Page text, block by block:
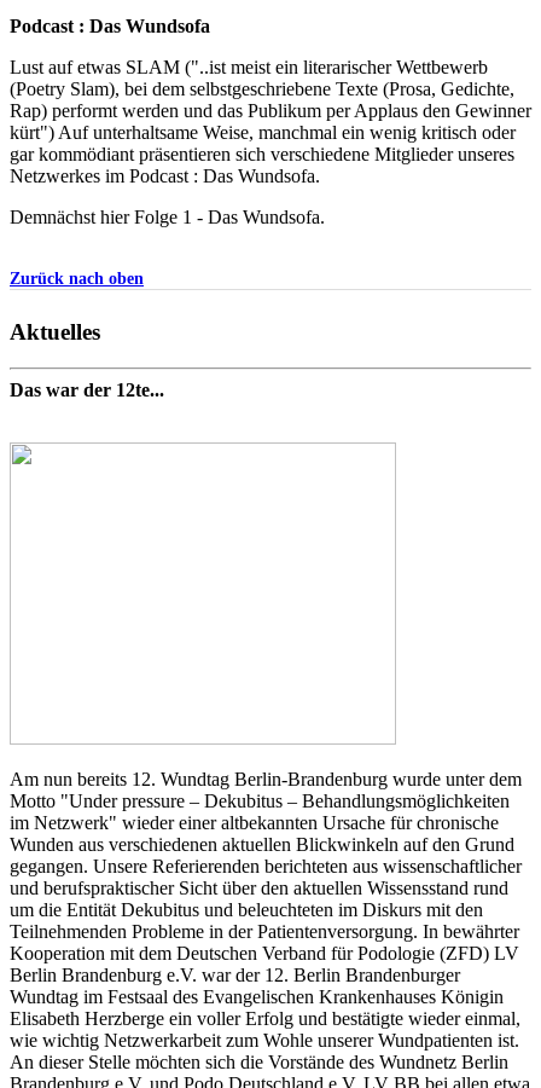
Podcast : Das Wundsofa
Lust auf etwas SLAM ("..ist meist ein literarischer Wettbewerb
(Poetry Slam), bei dem selbstgeschriebene Texte (Prosa, Gedichte,
Rap) performt werden und das Publikum per Applaus den Gewinner
kürt") Auf unterhaltsame Weise, manchmal ein wenig kritisch oder
gar kommödiant präsentieren sich verschiedene Mitglieder unseres
Netzwerkes im Podcast : Das Wundsofa.
Demnächst hier Folge 1 - Das Wundsofa.
Zurück nach oben
Aktuelles
Das war der 12te...
Am nun bereits 12. Wundtag Berlin-Brandenburg wurde unter dem
Motto "Under pressure – Dekubitus – Behandlungsmöglichkeiten
im Netzwerk" wieder einer altbekannten Ursache für chronische
Wunden aus verschiedenen aktuellen Blickwinkeln auf den Grund
gegangen. Unsere Referierenden berichteten aus wissenschaftlicher
und berufspraktischer Sicht über den aktuellen Wissensstand rund
um die Entität Dekubitus und beleuchteten im Diskurs mit den
Teilnehmenden Probleme in der Patientenversorgung. In bewährter
Kooperation mit dem Deutschen Verband für Podologie (ZFD) LV
Berlin Brandenburg e.V. war der 12. Berlin Brandenburger
Wundtag im Festsaal des Evangelischen Krankenhauses Königin
Elisabeth Herzberge ein voller Erfolg und bestätigte wieder einmal,
wie wichtig Netzwerkarbeit zum Wohle unserer Wundpatienten ist.
An dieser Stelle möchten sich die Vorstände des Wundnetz Berlin